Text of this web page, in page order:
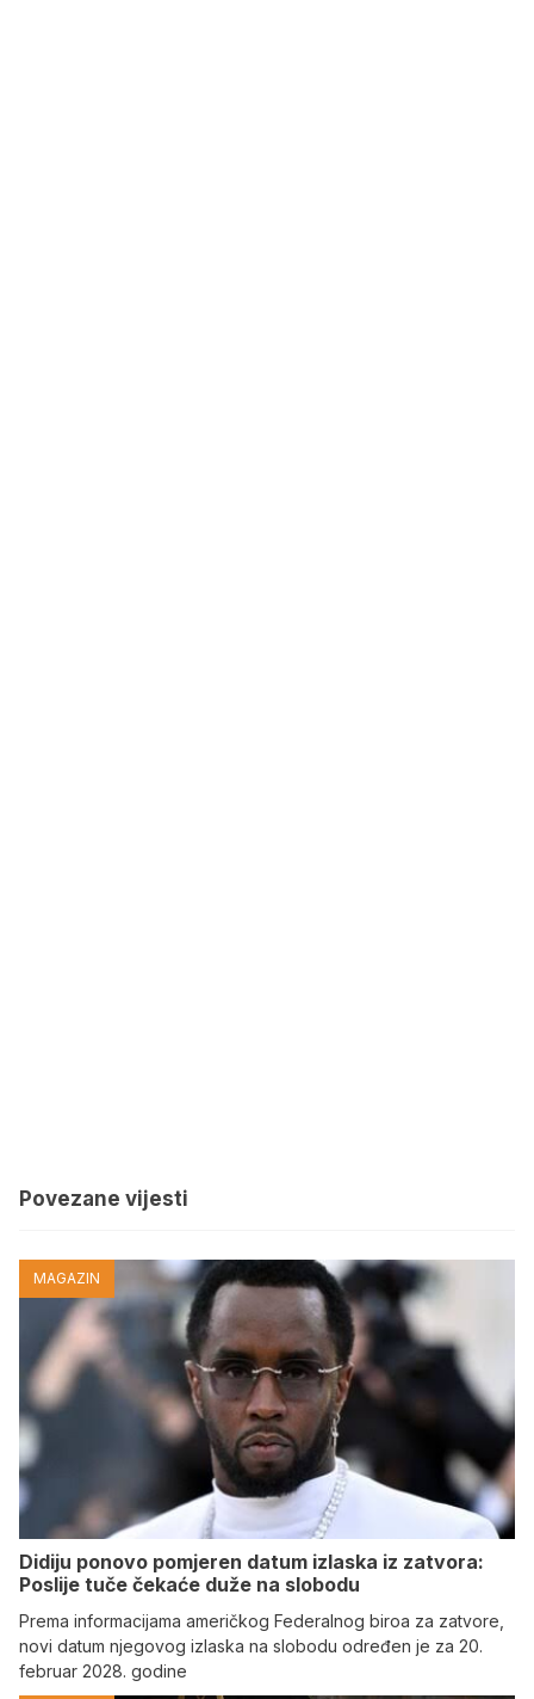
Povezane vijesti
MAGAZIN
Didiju ponovo pomjeren datum izlaska iz zatvora:
Poslije tuče čekaće duže na slobodu
Prema informacijama američkog Federalnog biroa za zatvore,
novi datum njegovog izlaska na slobodu određen je za 20.
februar 2028. godine